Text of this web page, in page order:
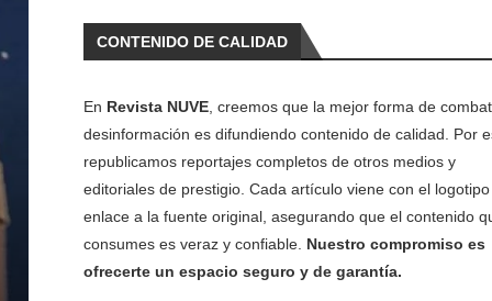
CONTENIDO DE CALIDAD
En Revista NUVE, creemos que la mejor forma de
desinformación es difundiendo contenido de calidad. Por
republicamos reportajes completos de otros medios y
editoriales de prestigio. Cada artículo viene con el
enlace a la fuente original, asegurando que el contenido
consumes es veraz y confiable. Nuestro compromiso es
ofrecerte un espacio seguro y de garantía.